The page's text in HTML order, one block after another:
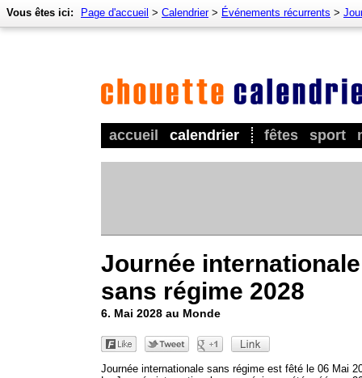
accueil calendrier fêtes sport
Vous êtes ici: Page d'accueil > Calendrier> Événements récurrents >
Journée internationale
sans régime 2028
6. Mai 2028 au Monde
Journée internationale sans régime est fêté le 06 Mai